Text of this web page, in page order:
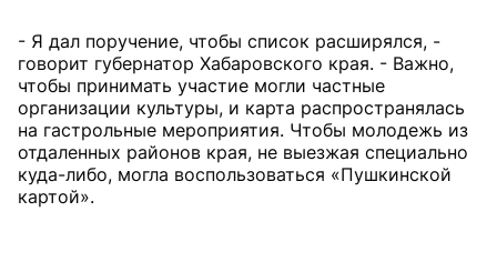
- Я дал поручение, чтобы список расширялся, -
говорит губернатор Хабаровского края. - Важно,
чтобы принимать участие могли частные
организации культуры, и карта распространялась
на гастрольные мероприятия. Чтобы молодежь из
отдаленных районов края, не выезжая специально
куда-либо, могла воспользоваться «Пушкинской
картой».